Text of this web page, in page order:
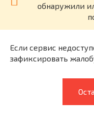
обнаружили
Если сервис
зафиксировать